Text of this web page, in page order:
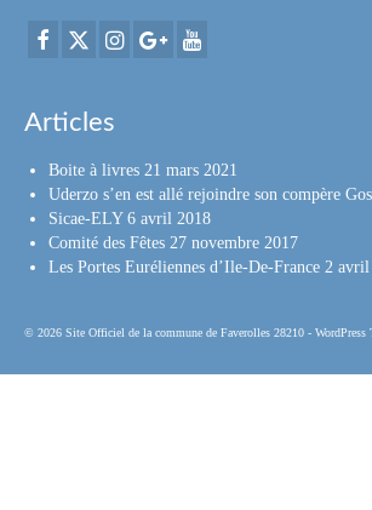
Articles
Boite à livres 21 mars 2021
Uderzo s’en est allé rejoindre son compère
Sicae-ELY 6 avril 2018
Comité des Fêtes 27 novembre 2017
Les Portes Euréliennes d’Ile-De-France 2 avril
© 2026 Site Officiel de la commune de Faverolles 28210 - WordPress